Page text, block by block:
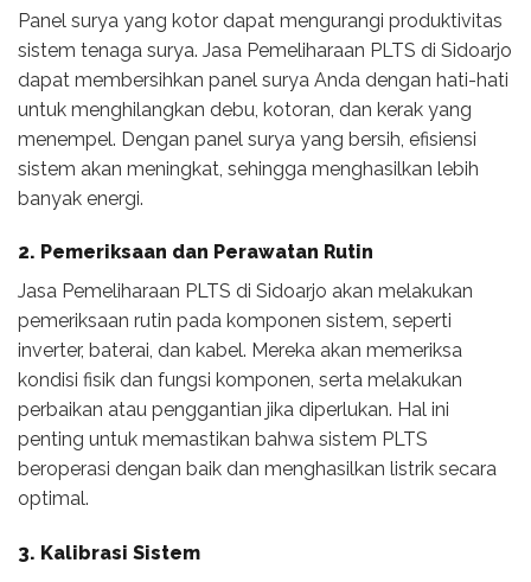
Panel surya yang kotor dapat mengurangi produktivitas
sistem tenaga surya. Jasa Pemeliharaan PLTS di Sidoarjo
dapat membersihkan panel surya Anda dengan hati-hati
untuk menghilangkan debu, kotoran, dan kerak yang
menempel. Dengan panel surya yang bersih, efisiensi
sistem akan meningkat, sehingga menghasilkan lebih
banyak energi.
2. Pemeriksaan dan Perawatan Rutin
Jasa Pemeliharaan PLTS di Sidoarjo akan melakukan
pemeriksaan rutin pada komponen sistem, seperti
inverter, baterai, dan kabel. Mereka akan memeriksa
kondisi fisik dan fungsi komponen, serta melakukan
perbaikan atau penggantian jika diperlukan. Hal ini
penting untuk memastikan bahwa sistem PLTS
beroperasi dengan baik dan menghasilkan listrik secara
optimal.
3. Kalibrasi Sistem